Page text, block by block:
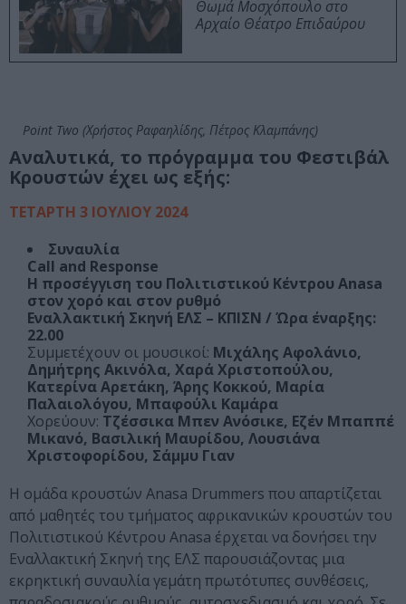
Θωμά Μοσχόπουλο στο
Αρχαίο Θέατρο Επιδαύρου
Point Two (Χρήστος Ραφαηλίδης, Πέτρος Κλαμπάνης)
Αναλυτικά, το πρόγραμμα του Φεστιβάλ
Κρουστών έχει ως εξής:
ΤΕΤΑΡΤΗ 3 ΙΟΥΛΙΟΥ 2024
Συναυλία
Call and Response
Η προσέγγιση του Πολιτιστικού Κέντρου Anasa
στον χορό και στον ρυθμό
Εναλλακτική Σκηνή ΕΛΣ – ΚΠΙΣΝ / Ώρα έναρξης:
22.00
Συμμετέχουν οι μουσικοί: Μιχάλης Αφολάνιο,
Δημήτρης Ακινόλα, Χαρά Χριστοπούλου,
Κατερίνα Αρετάκη, Άρης Κοκκού, Μαρία
Παλαιολόγου, Μπαφούλι Καμάρα
Χορεύουν: Τζέσσικα Μπεν Ανόσικε, Εζέν Μπαππέ
Μικανό, Βασιλική Μαυρίδου, Λουσιάνα
Χριστοφορίδου, Σάμμυ Γιαν
Η ομάδα κρουστών Anasa Drummers που απαρτίζεται
από μαθητές του τμήματος αφρικανικών κρουστών του
Πολιτιστικού Κέντρου Anasa έρχεται να δονήσει την
Εναλλακτική Σκηνή της ΕΛΣ παρουσιάζοντας μια
εκρηκτική συναυλία γεμάτη πρωτότυπες συνθέσεις,